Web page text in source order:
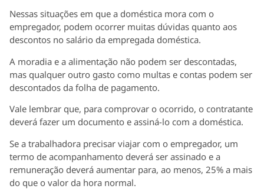
Nessas situações em que a doméstica mora com o
empregador, podem ocorrer muitas dúvidas quanto aos
descontos no salário da empregada doméstica.
A moradia e a alimentação não podem ser descontadas,
mas qualquer outro gasto como multas e contas podem ser
descontados da folha de pagamento.
Vale lembrar que, para comprovar o ocorrido, o contratante
deverá fazer um documento e assiná-lo com a doméstica.
Se a trabalhadora precisar viajar com o empregador, um
termo de acompanhamento deverá ser assinado e a
remuneração deverá aumentar para, ao menos, 25% a mais
do que o valor da hora normal.